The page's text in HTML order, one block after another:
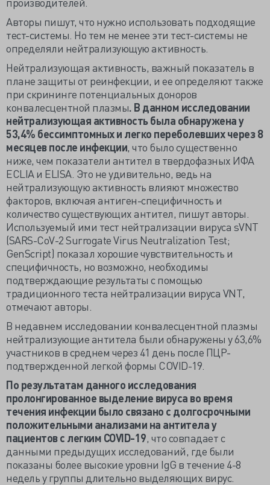
Авторы пишут, что нужно использовать подходящие
тест-системы. Но тем не менее эти тест-системы не
определяли нейтрализующую активность.
Нейтрализующая активность, важный показатель в
плане защиты от реинфекции, и ее определяют также
при скрининге потенциальных доноров
конвалесцентной плазмы. В данном исследовании
нейтрализующая активность была обнаружена у
53,4% бессимптомных и легко переболевших через 8
месяцев после инфекции, что было существенно
ниже, чем показатели антител в твердофазных ИФА
ECLIA и ELISA. Это не удивительно, ведь на
нейтрализующую активность влияют множество
факторов, включая антиген-специфичность и
количество существующих антител, пишут авторы.
Используемый ими тест нейтрализации вируса sVNT
(SARS-CoV-2 Surrogate Virus Neutralization Test;
GenScript) показал хорошие чувствительность и
специфичность, но возможно, необходимы
подтверждающие результаты с помощью
традиционного теста нейтрализации вируса VNT,
отмечают авторы.
В недавнем исследовании конвалесцентной плазмы
нейтрализующие антитела были обнаружены у 63,6%
участников в среднем через 41 день после ПЦР-
подтвержденной легкой формы COVID-19.
По результатам данного исследования
пролонгированное выделение вируса во время
течения инфекции было связано с долгосрочными
положительными анализами на антитела у
пациентов с легким COVID-19, что совпадает с
данными предыдущих исследований, где были
показаны более высокие уровни IgG в течение 4-8
недель у группы длительно выделяющих вирус.